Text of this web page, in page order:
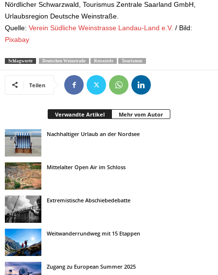
Nördlicher Schwarzwald, Tourismus Zentrale Saarland GmbH,
Urlaubsregion Deutsche Weinstraße.
Quelle: Verein Südliche Weinstrasse Landau-Land e.V. / Bild:
Pixabay
Schlagworte Deutschen Weinstraße Reiseziele Tourismus
Teilen
Verwandte Artikel Mehr vom Autor
Nachhaltiger Urlaub an der Nordsee
Mittelalter Open Air im Schloss
Extremistische Abschiebedebatte
Weitwanderrundweg mit 15 Etappen
Zugang zu European Summer 2025